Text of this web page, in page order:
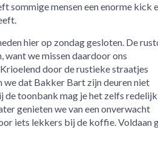
sommige mensen een enorme kick
hier op zondag gesloten. De
want we missen daardoor ons
door de rustieke straatjes
we dat Bakker Bart zijn deuren niet
de toonbank mag je het zelfs redelijk
genieten we van een onverwacht
iets lekkers bij de koffie. Voldaan